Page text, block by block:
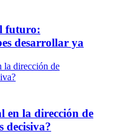
futuro:
desarrollar ya
en la dirección de
decisiva?